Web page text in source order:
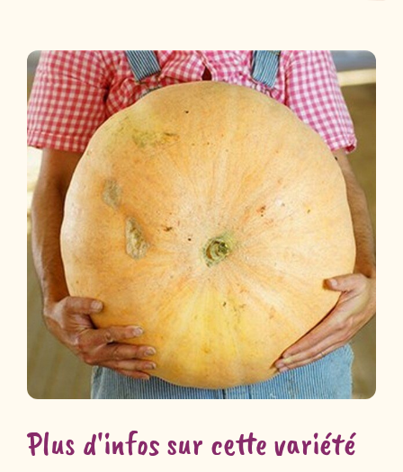
Plus d'infos sur cette variété